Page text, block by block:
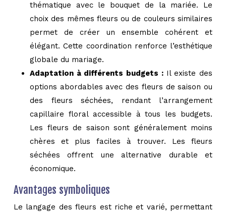
thématique avec le bouquet de la mariée. Le
choix des mêmes fleurs ou de couleurs similaires
permet de créer un ensemble cohérent et
élégant. Cette coordination renforce l’esthétique
globale du mariage.
Adaptation à différents budgets : Il existe des
options abordables avec des fleurs de saison ou
des fleurs séchées, rendant l’arrangement
capillaire floral accessible à tous les budgets.
Les fleurs de saison sont généralement moins
chères et plus faciles à trouver. Les fleurs
séchées offrent une alternative durable et
économique.
Avantages symboliques
Le langage des fleurs est riche et varié, permettant